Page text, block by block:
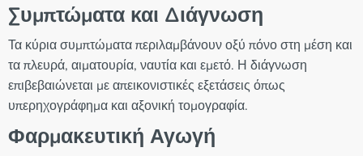
Συμπτώματα και Διάγνωση
Τα κύρια συμπτώματα περιλαμβάνουν οξύ πόνο στη μέση και
τα πλευρά, αιματουρία, ναυτία και εμετό. Η διάγνωση
επιβεβαιώνεται με απεικονιστικές εξετάσεις όπως
υπερηχογράφημα και αξονική τομογραφία.
Φαρμακευτική Αγωγή